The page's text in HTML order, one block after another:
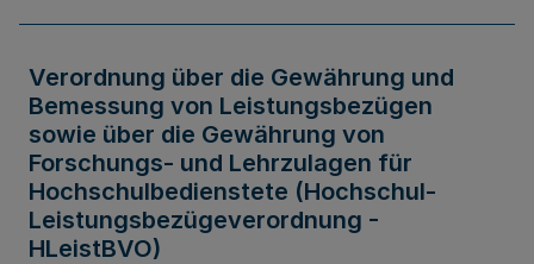
Verordnung über die Gewährung und
Bemessung von Leistungsbezügen
sowie über die Gewährung von
Forschungs- und Lehrzulagen für
Hochschulbedienstete (Hochschul-
Leistungsbezügeverordnung -
HLeistBVO)